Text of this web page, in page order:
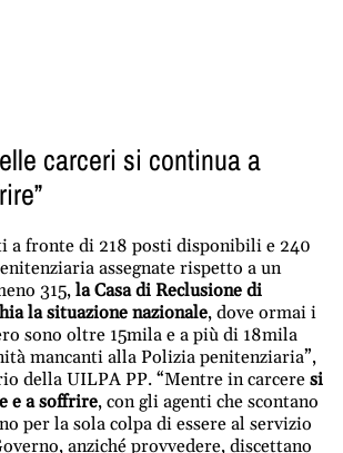
carceri si continua a
a fronte di 218 posti disponibili e 240
assegnate rispetto a un
315, la Casa di Reclusione di
la situazione nazionale, dove ormai i
sono oltre 15mila e a più di 18mila
mancanti alla Polizia penitenziaria”,
della UILPA PP. “Mentre in carceresi
e a soffrire, con gli agenti che scontano
per la sola colpa di essere al servizio
anziché provvedere, discettano